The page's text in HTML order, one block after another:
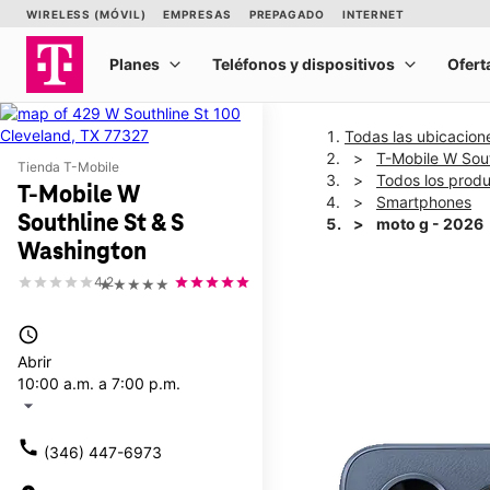
Tienda T-Mobile
T-Mobile W
Southline St & S
Washington
★★★★★
4.2
access_time
Abrir
10:00 a.m. a 7:00 p.m.
arrow_drop_down
call (346) 447-6973
Todas las
T-Mobile W
Todos los
Smartphones
moto g - 2026